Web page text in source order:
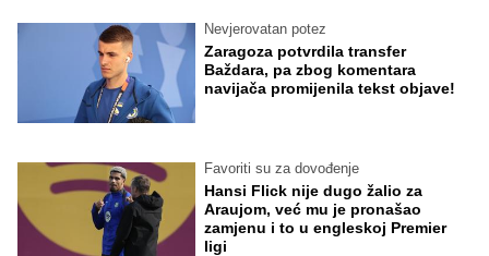
Nevjerovatan potez
Zaragoza potvrdila transfer
Baždara, pa zbog komentara
navijača promijenila tekst objave!
Favoriti su za dovođenje
Hansi Flick nije dugo žalio za
Araujom, već mu je pronašao
zamjenu i to u engleskoj Premier
ligi